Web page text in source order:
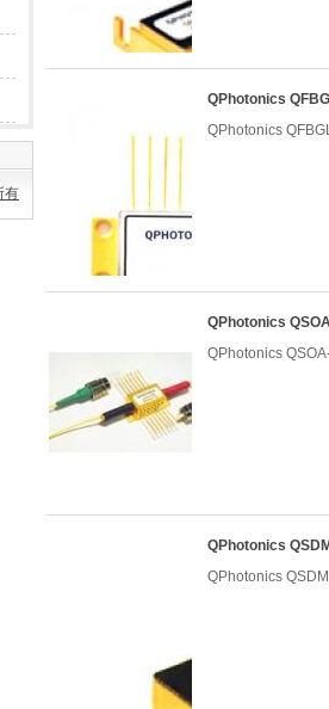
有
QPhotonics
QPhotonics
QPhotonics
QPhotonics
QPhotonics
QPhotonics